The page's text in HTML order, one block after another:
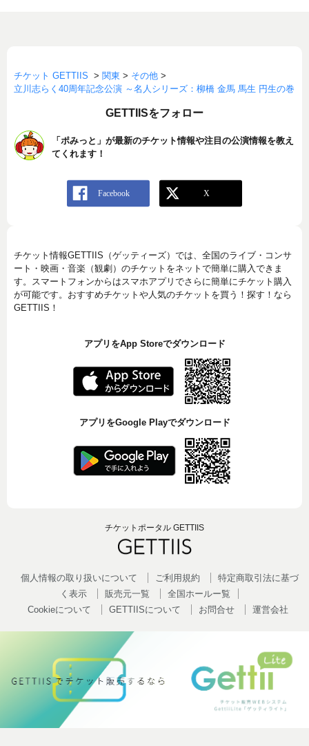
チケット GETTIIS > 関東 > その他 >
立川志らく40周年記念公演 ～名人シリーズ：柳橋 金馬 馬生 円生の巻
GETTIISをフォロー
「ポみっと」が最新のチケット情報や注目の公演情報を教え
てくれます！
チケット情報GETTIIS（ゲッティーズ）では、全国のライブ・コンサ
ート・映画・音楽（観劇）のチケットをネットで簡単に購入できま
す。スマートフォンからはスマホアプリでさらに簡単にチケット購入
が可能です。おすすめチケットや人気のチケットを買う！探す！なら
GETTIIS！
アプリをApp Storeでダウンロード
アプリをGoogle Playでダウンロード
チケットポータル GETTIIS
個人情報の取り扱いについて ご利用規約
特定商取引法に基づ
く表示
販売元一覧
全国ホールー覧
Cookieについて
GETTIISについて お問合せ 運営会社